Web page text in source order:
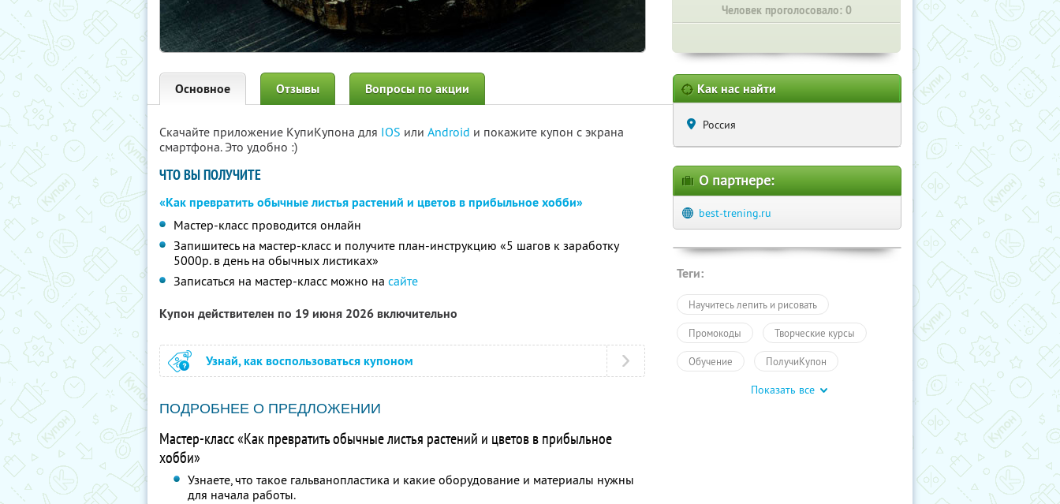
Человек проголосовало: 0
Основное Отзывы Вопросы по акции
Скачайте приложение КупиКупона для IOS или Android и покажите купон с экрана
смартфона. Это удобно :)
ЧТО ВЫ ПОЛУЧИТЕ
«Как превратить обычные листья растений и цветов в прибыльное хобби»
Мастер-класс проводится онлайн
Запишитесь на мастер-класс и получите план-инструкцию «5 шагов к заработку
5000р. в день на обычных листиках»
Записаться на мастер-класс можно на сайте
Купон действителен по 19 июня 2026 включительно
Узнай, как воспользоваться купоном
ПОДРОБНЕЕ О ПРЕДЛОЖЕНИИ
Мастер-класс «Как превратить обычные листья растений и цветов в прибыльное
хобби»
Узнаете, что такое гальванопластика и какие оборудование и материалы нужны
для начала работы.
Как нас найти
Россия
О партнере:
best-trening.ru
Теги:
Научитесь лепить и рисовать
Промокоды Творческие курсы
Обучение ПолучиКупон
Обучение
Показать все